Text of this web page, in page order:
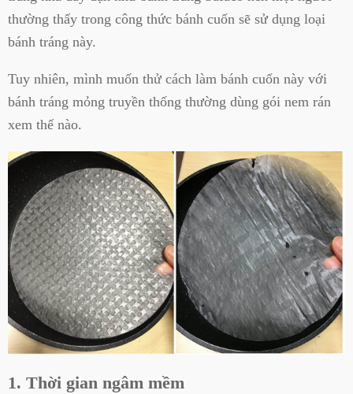
thường thấy trong công thức bánh cuốn sẽ sử dụng loại
bánh tráng này.
Tuy nhiên, mình muốn thử cách làm bánh cuốn này với
bánh tráng mỏng truyền thống thường dùng gói nem rán
xem thế nào.
1. Thời gian ngâm mềm